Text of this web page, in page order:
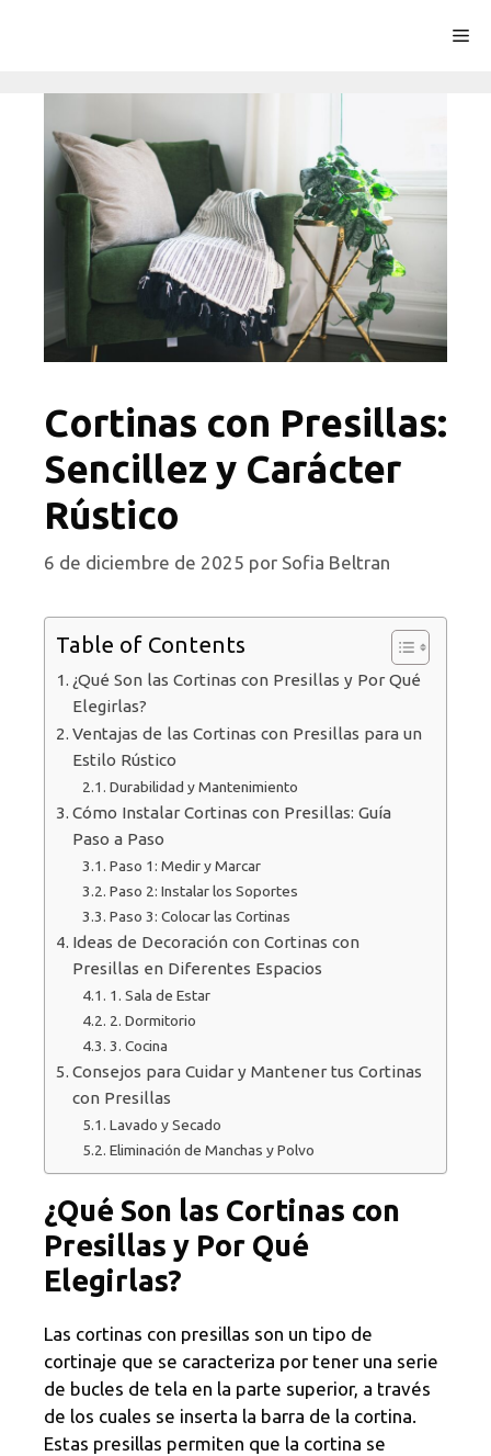
Cortinas con Presillas:
Sencillez y Carácter
Rústico
6 de diciembre de 2025 por Sofia Beltran
Table of Contents
¿Qué Son las Cortinas con Presillas y Por Qué
Elegirlas?
Ventajas de las Cortinas con Presillas para un
Estilo Rústico
Durabilidad y Mantenimiento
Cómo Instalar Cortinas con Presillas: Guía
Paso a Paso
Paso 1: Medir y Marcar
Paso 2: Instalar los Soportes
Paso 3: Colocar las Cortinas
Ideas de Decoración con Cortinas con
Presillas en Diferentes Espacios
1. Sala de Estar
2. Dormitorio
3. Cocina
Consejos para Cuidar y Mantener tus Cortinas
con Presillas
Lavado y Secado
Eliminación de Manchas y Polvo
¿Qué Son las Cortinas con
Presillas y Por Qué
Elegirlas?
Las cortinas con presillas son un tipo de
cortinaje que se caracteriza por tener una serie
de bucles de tela en la parte superior, a través
de los cuales se inserta la barra de la cortina.
Estas presillas permiten que la cortina se